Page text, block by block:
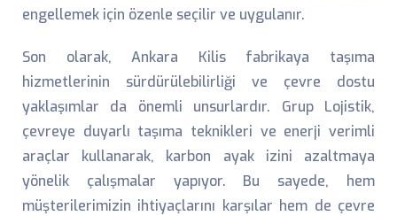
engellemek için özenle seçilir ve uygulanır.
Son olarak, Ankara Kilis fabrikaya taşıma
hizmetlerinin sürdürülebilirliği ve çevre dostu
yaklaşımlar da önemli unsurlardır. Grup Lojistik,
çevreye duyarlı taşıma teknikleri ve enerji verimli
araçlar kullanarak, karbon ayak izini azaltmaya
yönelik çalışmalar yapıyor. Bu sayede, hem
müşterilerimizin ihtiyaçlarını karşılar hem de çevre